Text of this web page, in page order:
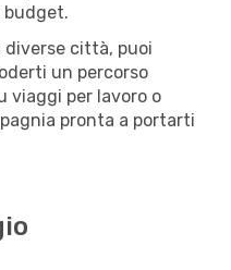
budget.
città, puoi
un percorso
viaggi per lavoro o
pronta a portarti